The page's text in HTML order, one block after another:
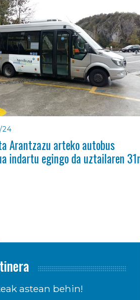
24
Arantzazu arteko autobus
indartu egingo da uztailaren
astean behin!